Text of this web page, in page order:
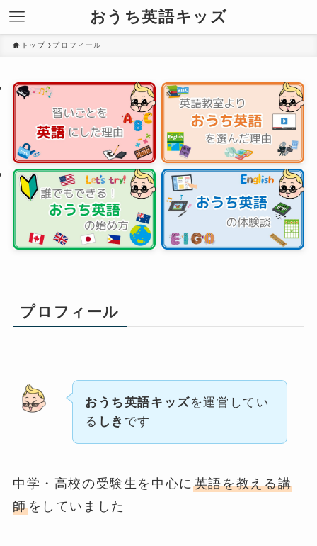
おうち英語キッズ
トップ プロフィール
プロフィール
おうち英語キッズを運営してい
る しき です
中学・高校の受験生を中心に 英語を教える講
師をしていました